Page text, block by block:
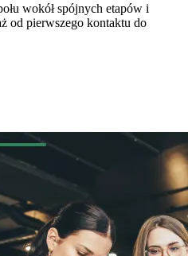
wokół spójnych etapów i
od pierwszego kontaktu do